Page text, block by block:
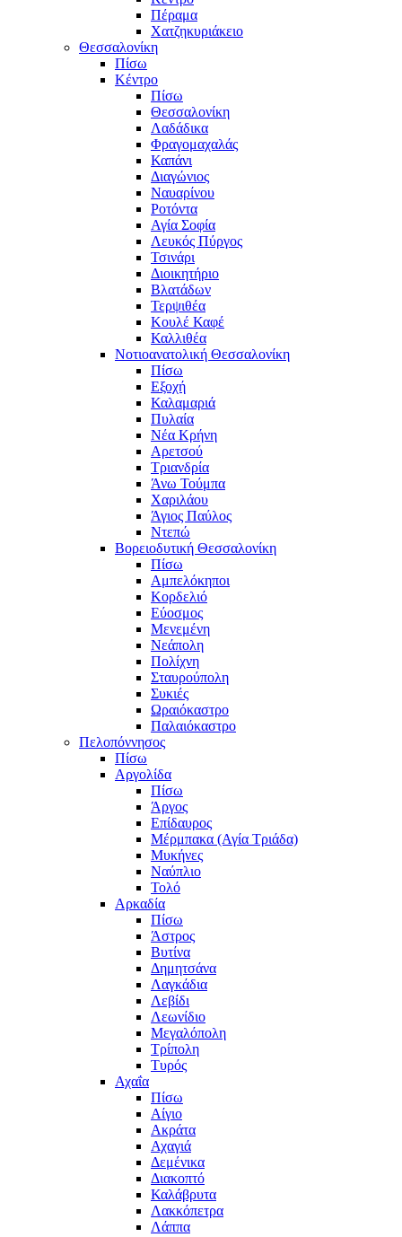
Πέραμα
Χατζηκυριάκειο
Θεσσαλονίκη
Πίσω
Κέντρο
Πίσω
Θεσσαλονίκη
Λαδάδικα
Φραγομαχαλάς
Καπάνι
Διαγώνιος
Ναυαρίνου
Ροτόντα
Αγία Σοφία
Λευκός Πύργος
Τσινάρι
Διοικητήριο
Βλατάδων
Τερψιθέα
Κουλέ Καφέ
Καλλιθέα
Νοτιοανατολική Θεσσαλονίκη
Πίσω
Εξοχή
Καλαμαριά
Πυλαία
Νέα Κρήνη
Αρετσού
Τριανδρία
Άνω Τούμπα
Χαριλάου
Άγιος Παύλος
Ντεπώ
Βορειοδυτική Θεσσαλονίκη
Πίσω
Αμπελόκηποι
Κορδελιό
Εύοσμος
Μενεμένη
Νεάπολη
Πολίχνη
Σταυρούπολη
Συκιές
Ωραιόκαστρο
Παλαιόκαστρο
Πελοπόννησος
Πίσω
Αργολίδα
Πίσω
Άργος
Επίδαυρος
Μέρμπακα (Αγία Τριάδα)
Μυκήνες
Ναύπλιο
Τολό
Αρκαδία
Πίσω
Άστρος
Βυτίνα
Δημητσάνα
Λαγκάδια
Λεβίδι
Λεωνίδιο
Μεγαλόπολη
Τρίπολη
Τυρός
Αχαΐα
Πίσω
Αίγιο
Ακράτα
Αχαγιά
Δεμένικα
Διακοπτό
Καλάβρυτα
Λακκόπετρα
Λάππα